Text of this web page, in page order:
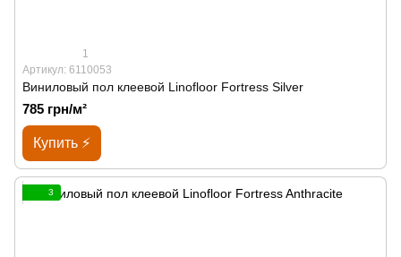
1
Артикул: 6110053
Виниловый пол клеевой Linofloor Fortress Silver
785 грн/м²
Купить ⚡
3